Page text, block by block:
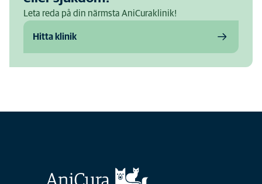
Leta reda på din närmsta AniCuraklinik!
Hitta klinik